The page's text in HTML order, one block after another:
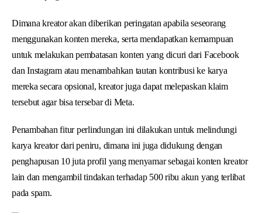
Dimana kreator akan diberikan peringatan apabila seseorang
menggunakan konten mereka, serta mendapatkan kemampuan
untuk melakukan pembatasan konten yang dicuri dari Facebook
dan Instagram atau menambahkan tautan kontribusi ke karya
mereka secara opsional, kreator juga dapat melepaskan klaim
tersebut agar bisa tersebar di Meta.
Penambahan fitur perlindungan ini dilakukan untuk melindungi
karya kreator dari peniru, dimana ini juga didukung dengan
penghapusan 10 juta profil yang menyamar sebagai konten kreator
lain dan mengambil tindakan terhadap 500 ribu akun yang terlibat
pada spam.